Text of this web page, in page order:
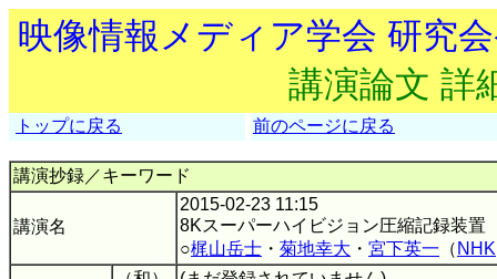
映像情報メディア学会 研究
講演論文 詳
トップに戻る 前のページに戻る
講演抄録／キーワード
講演名
2015-02-23 11:15
8Kスーパーハイビジョン圧縮記録装置
○梶山岳士 ・ 菊地幸大 ・ 宮下英一 （ NHK